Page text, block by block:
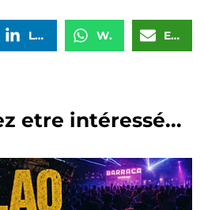
LinkedIn WhatsApp Email
etre intéressé...